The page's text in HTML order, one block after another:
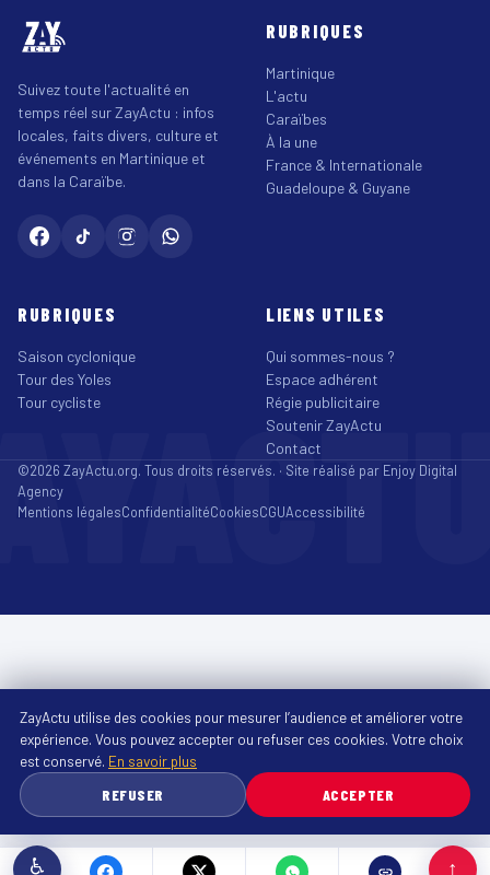
Suivez toute l'actualité en
temps réel sur ZayActu : infos
locales, faits divers, culture et
événements en Martinique et
dans la Caraïbe.
RUBRIQUES
Martinique
L'actu
Caraïbes
À la une
France & Internationale
Guadeloupe & Guyane
RUBRIQUES
Saison cyclonique
Tour des Yoles
Tour cycliste
LIENS UTILES
Qui sommes-nous ?
Espace adhérent
Régie publicitaire
Soutenir ZayActu
Contact
©2026 ZayActu.org. Tous droits réservés. · Site réalisé par Enjoy Digital
Agency
Mentions légalesConfidentialitéCookiesCGUAccessibilité
♿ ↑
ZayActu utilise des cookies pour mesurer l’audience et améliorer votre
expérience. Vous pouvez accepter ou refuser ces cookies. Votre choix
est conservé. En savoir plus
REFUSER
ACCEPTER